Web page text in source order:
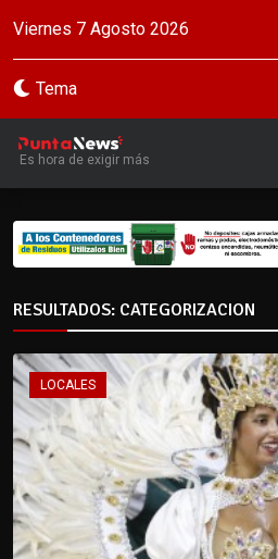
Viernes 7 Agosto 2026
Tema
Es hora de exigir más
RESULTADOS: CATEGORIZACION
LOCALES